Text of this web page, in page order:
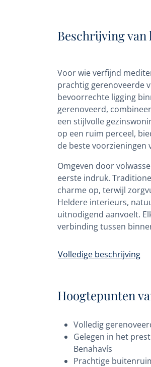
Beschrijving van
Voor wie verfijnd
prachtig gerenoveerde
bevoorrechte ligging
gerenoveerd,
een stijlvolle
op een ruim perceel,
de beste voorzieningen
Omgeven door
eerste indruk.
charme op, terwijl
Heldere interieurs,
uitnodigend aanvoelt.
verbinding tussen
Volledige beschrijving
Hoogtepunten
Volledig
Gelegen in het
Benahavís
Prachtige